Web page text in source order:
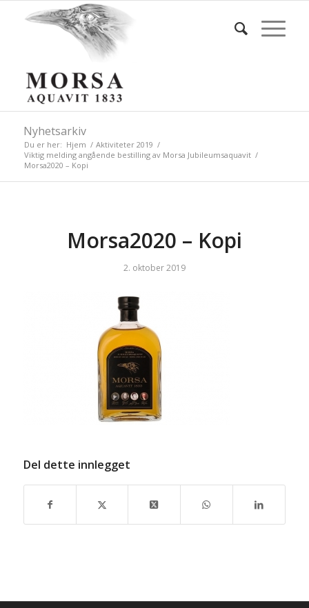
Nyhetsarkiv
Du er her: Hjem / Aktiviteter 2019 /
Viktig melding angående bestilling av Morsa Jubileumsaquavit /
Morsa2020 – Kopi
Morsa2020 – Kopi
2. oktober 2019
Del dette innlegget